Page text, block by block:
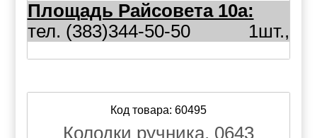
Площадь Райсовета 10а:
1шт.,
тел. (383)344-50-50
Код товара: 60495
Колодки ручника, 0643